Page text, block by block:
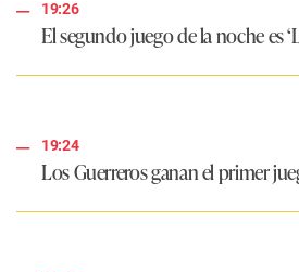
19:26
El segundo juego de la noche es
19:24
Los Guerreros ganan el primer